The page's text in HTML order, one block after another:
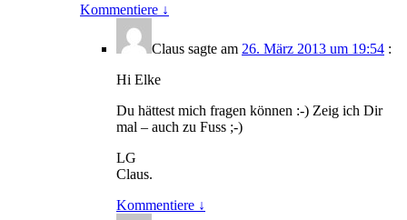
Kommentiere ↓
Claus sagte am 26. März 2013 um 19:54 :
Hi Elke
Du hättest mich fragen können :-) Zeig ich Dir
mal – auch zu Fuss ;-)
LG
Claus.
Kommentiere ↓